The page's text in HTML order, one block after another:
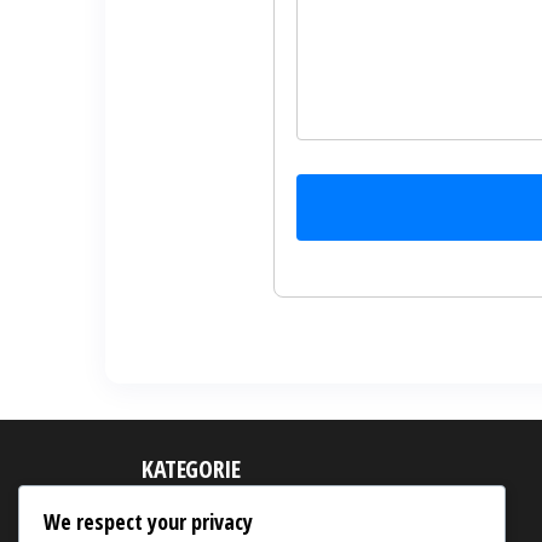
KATEGORIE
Kombat Pack Claims
We respect your privacy